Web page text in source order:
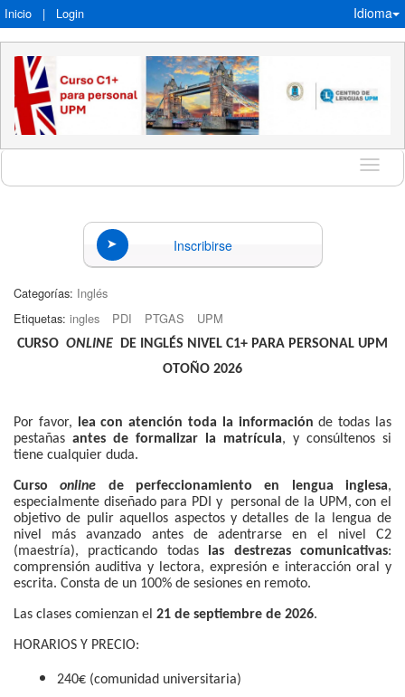
Inicio | Login Idioma
Idioma
Inscribirse
Categorías: Inglés
Etiquetas: ingles PDI PTGAS UPM
CURSO ONLINE DE INGLÉS NIVEL C1+ PARA PERSONAL UPM
OTOÑO 2026
Por favor, lea con atención toda la información de todas las
pestañas antes de formalizar la matrícula, y consúltenos si
tiene cualquier duda.
Cursoonline de perfeccionamiento en lengua inglesa,
especialmente diseñado para PDI y personal de la UPM, con el
objetivo de pulir aquellos aspectos y detalles de la lengua de
nivel más avanzado antes de adentrarse en el nivel C2
(maestría), practicando todas las destrezas comunicativas:
comprensión auditiva y lectora, expresión e interacción oral y
escrita. Consta de un 100% de sesiones en remoto.
Las clases comienzan el 21 de septiembre de 2026.
HORARIOS Y PRECIO:
240€ (comunidad universitaria)